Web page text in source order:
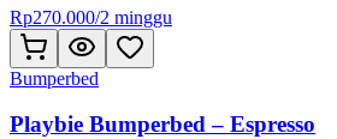
Rp270.000/2 minggu
Bumperbed
Playbie Bumperbed – Espresso